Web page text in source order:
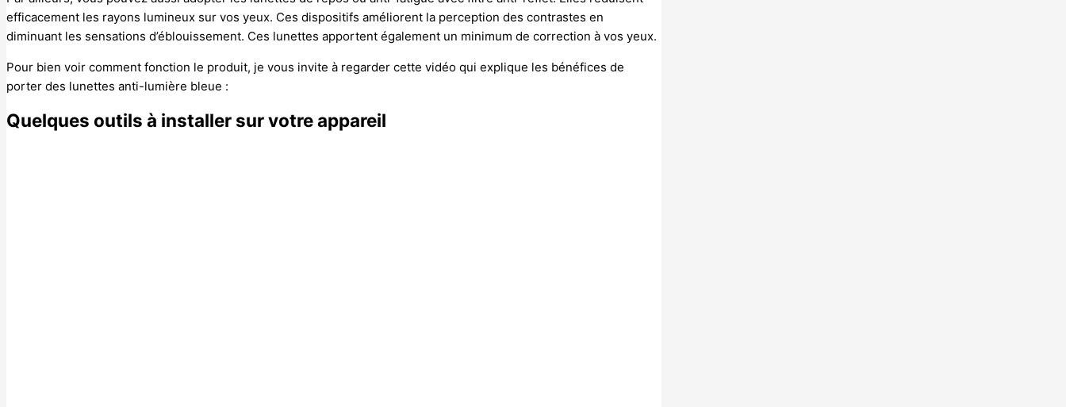
efficacement les rayons lumineux sur vos yeux. Ces dispositifs améliorent la perception des contrastes en
diminuant les sensations d’éblouissement. Ces lunettes apportent également un minimum de correction à vos yeux.
Pour bien voir comment fonction le produit, je vous invite à regarder cette vidéo qui explique les bénéfices de
porter des lunettes anti-lumière bleue :
Quelques outils à installer sur votre appareil